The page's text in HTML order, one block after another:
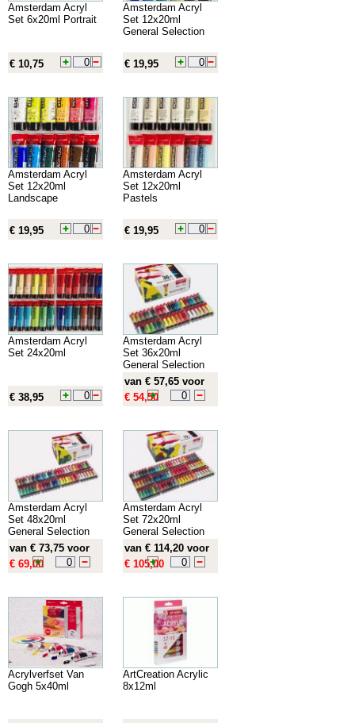
Amsterdam Acryl
Set 6x20ml Portrait
€ 10,75
Amsterdam Acryl
Set 12x20ml
General Selection
€ 19,95
Amsterdam Acryl
Set 12x20ml
Landscape
€ 19,95
Amsterdam Acryl
Set 12x20ml
Pastels
€ 19,95
Amsterdam Acryl
Set 24x20ml
€ 38,95
Amsterdam Acryl
Set 36x20ml
General Selection
van € 57,65 voor
€ 54,50
Amsterdam Acryl
Set 48x20ml
General Selection
van € 73,75 voor
€ 69,00
Amsterdam Acryl
Set 72x20ml
General Selection
van € 114,20 voor
€ 105,00
Acrylverfset Van
Gogh 5x40ml
ArtCreation Acrylic
8x12ml